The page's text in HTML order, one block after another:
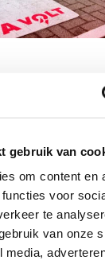
gebruik van
om content en
voor
te
van onze
media,
Fletcher
van DC-
Hotels
AVIA